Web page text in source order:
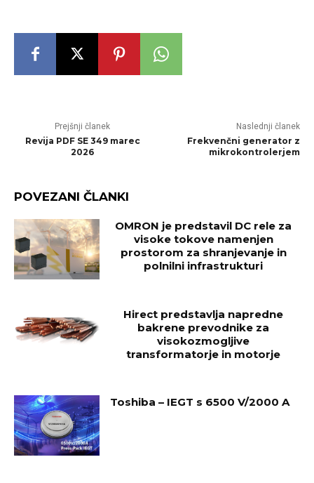
Prejšnji članek
Revija PDF SE 349 marec
2026
Naslednji članek
Frekvenčni generator z
mikrokontrolerjem
POVEZANI ČLANKI
OMRON je predstavil DC rele za
visoke tokove namenjen
prostorom za shranjevanje in
polnilni infrastrukturi
Hirect predstavlja napredne
bakrene prevodnike za
visokozmogljive
transformatorje in motorje
Toshiba – IEGT s 6500 V/2000 A